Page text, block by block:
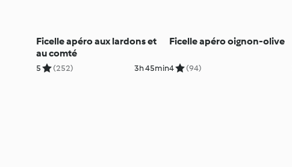
Ficelle apéro aux lardons et
au comté
5 (252) 3h 45min
Ficelle apéro oignon-olive
4 (94)